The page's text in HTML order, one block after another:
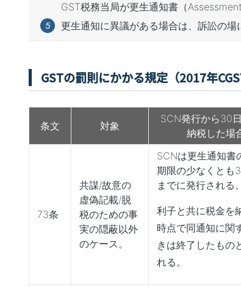
GST税務当局が更生通知書（
更生通知に異議がある場合は、訴訟の場
GSTの罰則にかかる規定（2017年
条文 対象
SCN発行から30
納税した場
73条
共謀/故意の
虚偽記載/脱
税のための事
実の隠蔽以外
のケース。
SCNは更生通知書
期限の少なくとも
までに発行される。
利子と共に税金を
時点で同通知に関
きは終了したもの
れる。